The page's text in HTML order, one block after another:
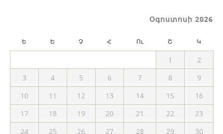
Օգոստոսի 2026
Ե Ե Չ Հ Ու Շ Կ
1
2
3
4 5 6 7 8
9
10
11 12 13 14 15
16
17
18 19 20 21 22
23
24
25 26 27 28 29
30